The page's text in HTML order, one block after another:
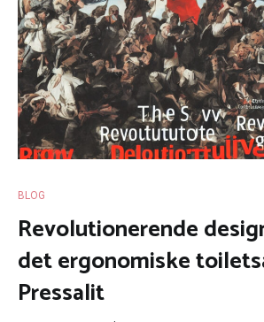
BLOG
Revolutionerende
det ergonomiske
Pressalit